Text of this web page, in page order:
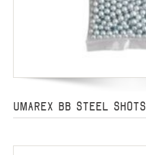
UMAREX BB STEEL SHOTS